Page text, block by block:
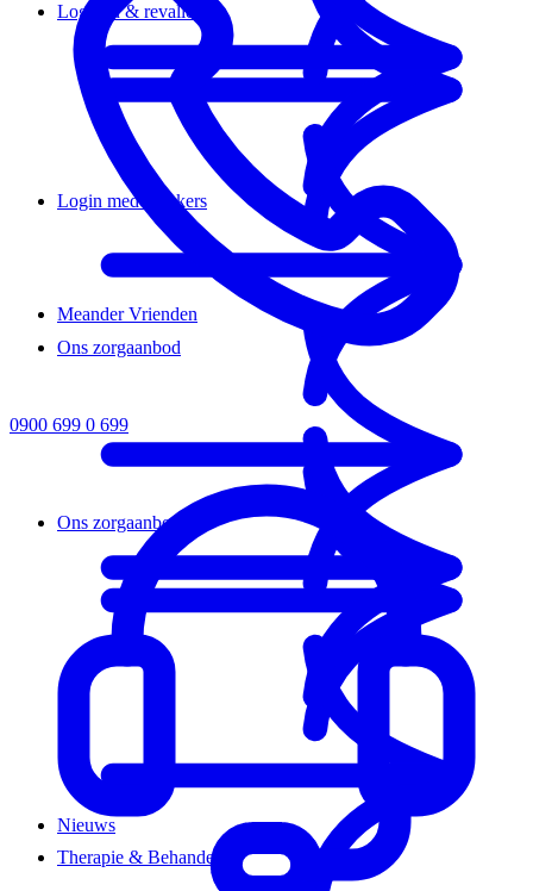
Ons zorgaanbod
Therapie & Behandeling
Logeren & revalideren
Ons zorgaanbod
Login medewerkers
Meander Vrienden
Nieuws
0900 699 0 699